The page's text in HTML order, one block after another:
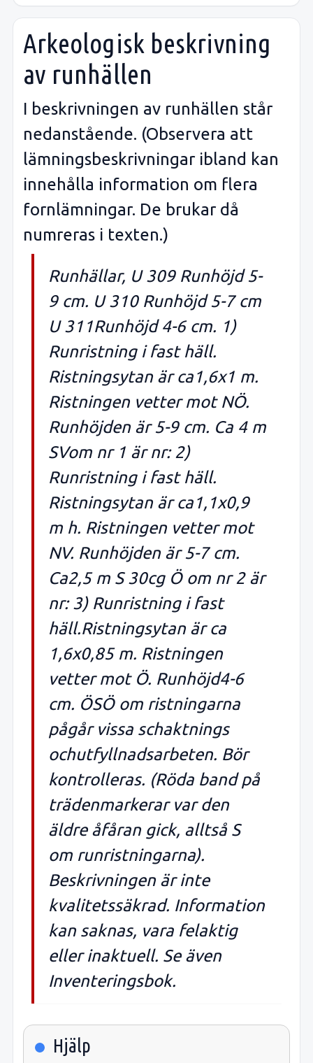
Arkeologisk beskrivning
av runhällen
I beskrivningen av runhällen står
nedanstående. (Observera att
lämningsbeskrivningar ibland kan
innehålla information om flera
fornlämningar. De brukar då
numreras i texten.)
Runhällar, U 309 Runhöjd 5-
9 cm. U 310 Runhöjd 5-7 cm
U 311Runhöjd 4-6 cm. 1)
Runristning i fast häll.
Ristningsytan är ca1,6x1 m.
Ristningen vetter mot NÖ.
Runhöjden är 5-9 cm. Ca 4 m
SVom nr 1 är nr: 2)
Runristning i fast häll.
Ristningsytan är ca1,1x0,9
m h. Ristningen vetter mot
NV. Runhöjden är 5-7 cm.
Ca2,5 m S 30cg Ö om nr 2 är
nr: 3) Runristning i fast
häll.Ristningsytan är ca
1,6x0,85 m. Ristningen
vetter mot Ö. Runhöjd4-6
cm. ÖSÖ om ristningarna
pågår vissa schaktnings
ochutfyllnadsarbeten. Bör
kontrolleras. (Röda band på
trädenmarkerar var den
äldre åfåran gick, alltså S
om runristningarna).
Beskrivningen är inte
kvalitetssäkrad. Information
kan saknas, vara felaktig
eller inaktuell. Se även
Inventeringsbok.
Hjälp